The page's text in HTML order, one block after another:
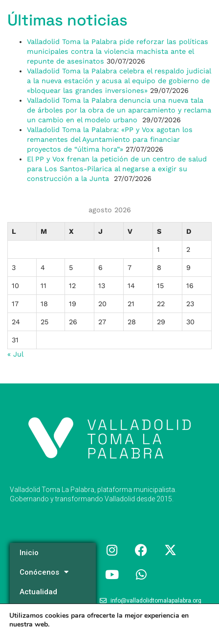
Últimas noticias
Valladolid Toma la Palabra pide reforzar las políticas
municipales contra la violencia machista ante el
repunte de asesinatos 30/07/2026
Valladolid Toma la Palabra celebra el respaldo judicial
a la nueva estación y acusa al equipo de gobierno de
«bloquear las grandes inversiones» 29/07/2026
Valladolid Toma la Palabra denuncia una nueva tala
de árboles por la obra de un aparcamiento y reclama
un cambio en el modelo urbano
29/07/2026
Valladolid Toma la Palabra: «PP y Vox agotan los
remanentes del Ayuntamiento para financiar
proyectos de “última hora”» 27/07/2026
El PP y Vox frenan la petición de un centro de salud
para Los Santos-Pilarica al negarse a exigir su
construcción a la Junta
27/07/2026
agosto 2026
L M X J V S D
1 2
3 4 5 6 7 8 9
10 11 12 13 14 15 16
17 18 19 20 21 22 23
24 25 26 27 28 29 30
31
« Jul
Valladolid Toma La Palabra, plataforma municipalista.
Gobernando y transformando Valladolid desde 2015.
Inicio
Conócenos
Actualidad
Programa
info@valladolidtomalapalabra.org
+34 983 426 124
Utilizamos cookies para ofrecerte la mejor experiencia en
nuestra web.